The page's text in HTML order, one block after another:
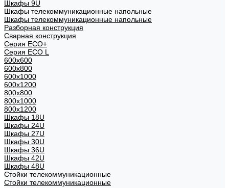
Шкафы 9U
Шкафы телекоммуникационные напольные
Шкафы телекоммуникационные напольные
Разборная конструкция
Сварная конструкция
Серия ECO+
Серия ECO L
600x600
600x800
600х1000
600х1200
800x800
800х1000
800х1200
Шкафы 18U
Шкафы 24U
Шкафы 27U
Шкафы 30U
Шкафы 36U
Шкафы 42U
Шкафы 48U
Стойки телекоммуникационные
Стойки телекоммуникационные